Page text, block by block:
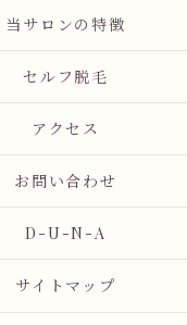
当サロンの特徴
セルフ脱毛
アクセス
お問い合わせ
D-U-N-A
サイトマップ